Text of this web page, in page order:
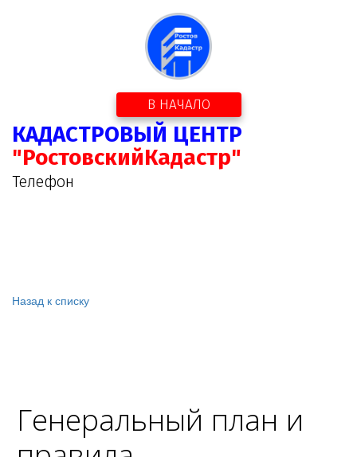
В НАЧАЛО
КАДАСТРОВЫЙ ЦЕНТР
"РостовскийКадастр"
Телефон
Назад к списку
Генеральный план и